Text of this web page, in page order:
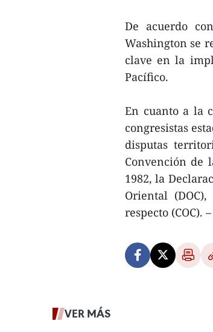
De acuerdo
Washington se
clave en la
Pacífico.
En cuanto a la
congresistas
disputas
Convención de
1982, la
Oriental
respecto (COC).
VER MÁS